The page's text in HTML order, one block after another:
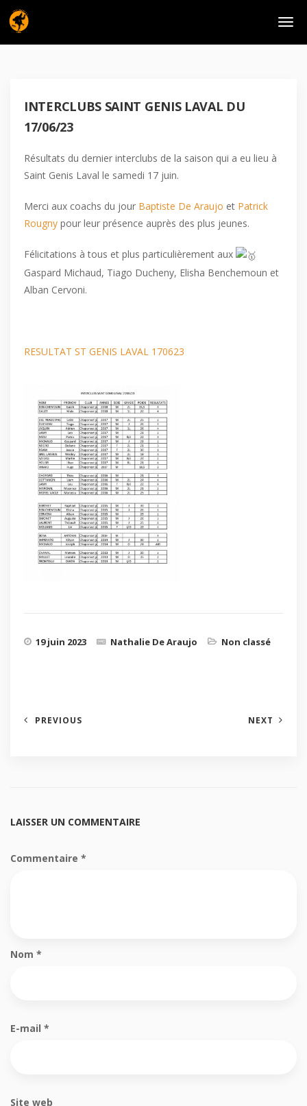
INTERCLUBS SAINT GENIS LAVAL DU
17/06/23
Résultats du dernier interclubs de la saison qui a eu lieu à
Saint Genis Laval le samedi 17 juin.
Merci aux coachs du jour Baptiste De Araujo et Patrick
Rougny pour leur présence auprès des plus jeunes.
Félicitations à tous et plus particulièrement aux
Gaspard Michaud, Tiago Ducheny, Elisha Benchemoun et
Alban Cervoni.
RESULTAT ST GENIS LAVAL 170623
19 juin 2023 Nathalie De Araujo Non classé
PREVIOUS NEXT
LAISSER UN COMMENTAIRE
Commentaire *
Nom *
E-mail *
Site web